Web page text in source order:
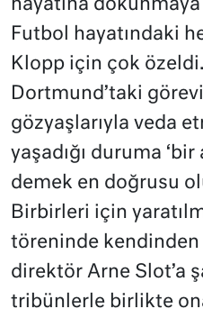
hayatına dokunmaya
Futbol hayatındaki
Klopp için çok
Dortmund’taki
gözyaşlarıyla veda
yaşadığı duruma
demek en doğrusu
Birbirleri için
töreninde
direktör Arne Slot’a
tribünlerle birlikte